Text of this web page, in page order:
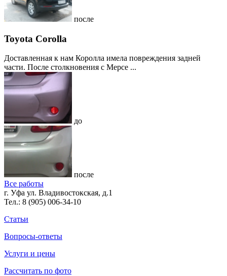
после
Toyota Corolla
Доставленная к нам Королла имела повреждения задней
части. После столкновения с Мерсе ...
до
после
Все работы
г. Уфа ул. Владивостокская, д.1
Тел.: 8 (905) 006-34-10
Статьи
Вопросы-ответы
Услуги и цены
Рассчитать по фото